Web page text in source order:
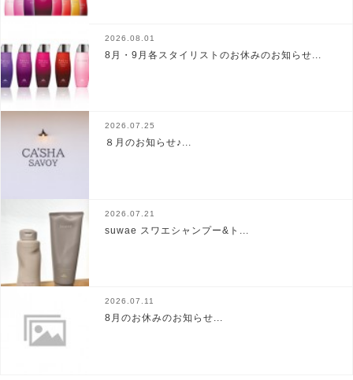
2026.08.01
8月・9月各スタイリストのお休みのお知らせ...
2026.07.25
８月のお知らせ♪...
2026.07.21
suwae スワエシャンプー&ト...
2026.07.11
8月のお休みのお知らせ...